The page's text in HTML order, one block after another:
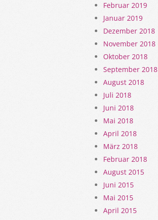
Februar 2019
Januar 2019
Dezember 2018
November 2018
Oktober 2018
September 2018
August 2018
Juli 2018
Juni 2018
Mai 2018
April 2018
März 2018
Februar 2018
August 2015
Juni 2015
Mai 2015
April 2015